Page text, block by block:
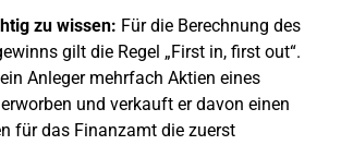
zu wissen: Für die Berechnung des
gilt die Regel „First in, first out“.
Anleger mehrfach Aktien eines
und verkauft er davon einen
für das Finanzamt die zuerst